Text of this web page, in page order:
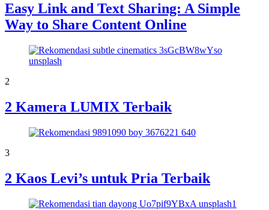
Easy Link and Text Sharing: A Simple
Way to Share Content Online
2
2 Kamera LUMIX Terbaik
3
2 Kaos Levi’s untuk Pria Terbaik